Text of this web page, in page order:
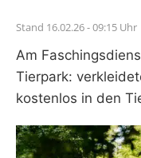
Stand 16.02.26 - 09:15 Uhr
Am
Tierpark:
kostenlos in den